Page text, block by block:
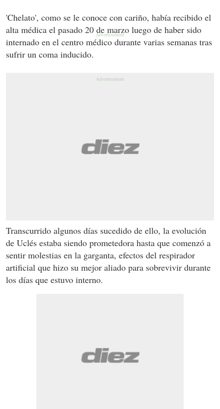
'Chelato', como se le conoce con cariño, había recibido el
alta médica el pasado 20 de marzo luego de haber sido
internado en el centro médico durante varias semanas tras
sufrir un coma inducido.
Transcurrido algunos días sucedido de ello, la evolución
de Uclés estaba siendo prometedora hasta que comenzó a
sentir molestias en la garganta, efectos del respirador
artificial que hizo su mejor aliado para sobrevivir durante
los días que estuvo interno.